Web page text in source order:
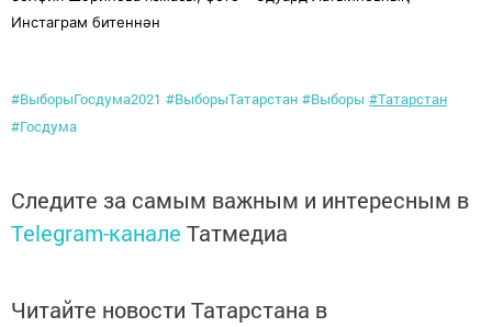
Инстаграм битеннән
#ВыборыГосдума2021 #ВыборыТатарстан #Выборы #Татарстан
#Госдума
Следите за самым важным и интересным в
Telegram-канале Татмедиа
Читайте новости Татарстана в